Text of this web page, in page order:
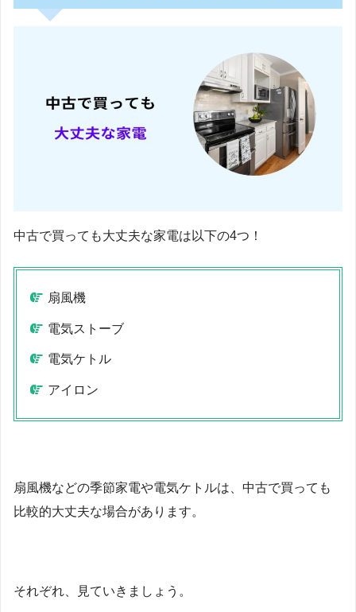
中古で買っても大丈夫な家電は以下の4つ！
扇風機
電気ストーブ
電気ケトル
アイロン
扇風機などの季節家電や電気ケトルは、中古で買っても
比較的大丈夫な場合があります。
それぞれ、見ていきましょう。